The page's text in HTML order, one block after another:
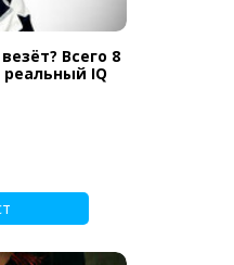
Всего 8
IQ